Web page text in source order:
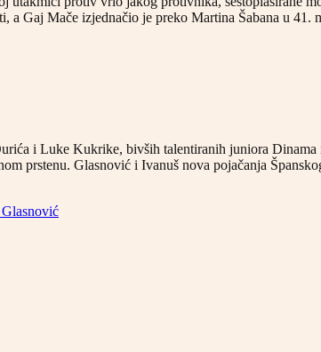
a Gaj Mače izjednačio je preko Martina Šabana u
i Luke Kukrike, bivših talentiranih juniora
prstenu. Glasnović i Ivanuš nova pojačanja